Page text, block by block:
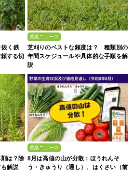
抜く鉄
する切
農業ニュース
芝刈りのベストな頻度は？ 種類別の
年間スケジュールや具体的な手順を解
説
は？除
解説
農業ニュース
8月は高値の山が分散：ほうれんそ
う・きゅうり（通し）、はくさい（前